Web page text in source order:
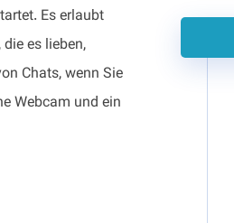
Es erlaubt
es lieben,
Chats, wenn Sie
Webcam und ein